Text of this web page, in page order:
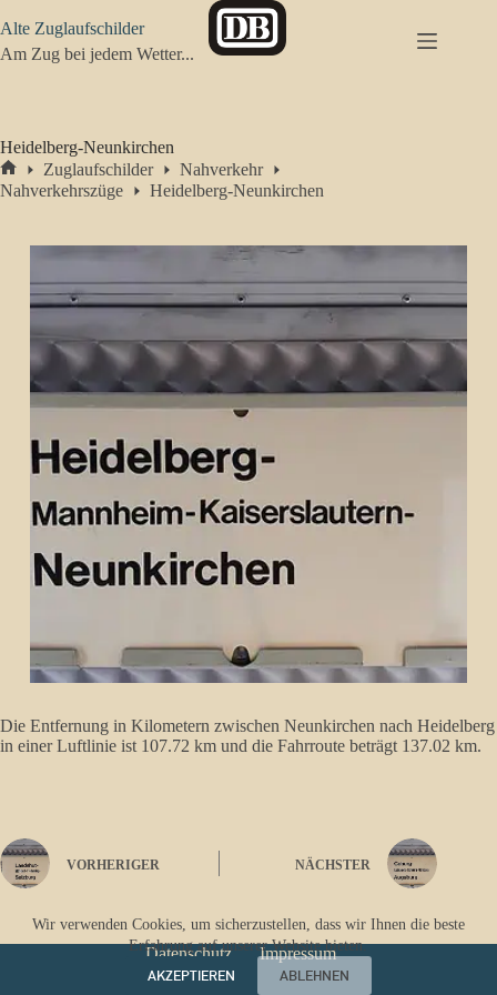
Inhalt
springen
Wir verwenden Cookies, um sicherzustellen, dass wir Ihnen die beste
Erfahrung auf unserer Website bieten.
AKZEPTIEREN
ABLEHNEN
Alte Zuglaufschilder
Am Zug bei jedem Wetter...
Heidelberg-Neunkirchen
Start
Zuglaufschilder
Nahverkehr
Nahverkehrszüge
Heidelberg-Neunkirchen
Die Entfernung in Kilometern zwischen Neunkirchen nach Heidelberg
in einer Luftlinie ist 107.72 km und die Fahrroute beträgt 137.02 km.
VORHERIGER NÄCHSTER
Datenschutz Impressum